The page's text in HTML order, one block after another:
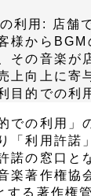
利用 : 店舗
様からBGM
その音楽が
上向上に寄
目的での利
での利用」
「利用許諾
諾の窓口と
楽著作権協
する著作権